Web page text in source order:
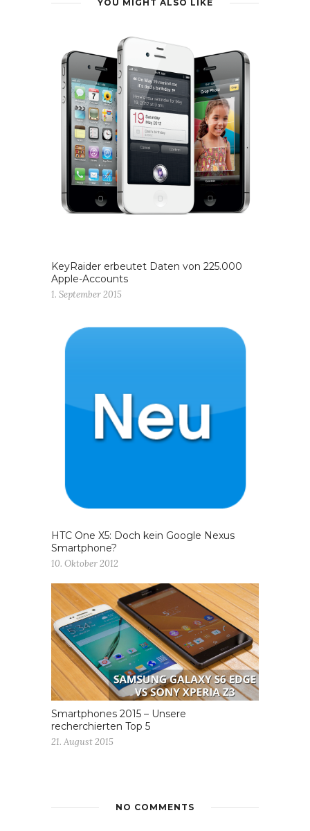
YOU MIGHT ALSO LIKE
KeyRaider erbeutet Daten von 225.000
Apple-Accounts
1. September 2015
HTC One X5: Doch kein Google Nexus
Smartphone?
10. Oktober 2012
Smartphones 2015 – Unsere
recherchierten Top 5
21. August 2015
NO COMMENTS